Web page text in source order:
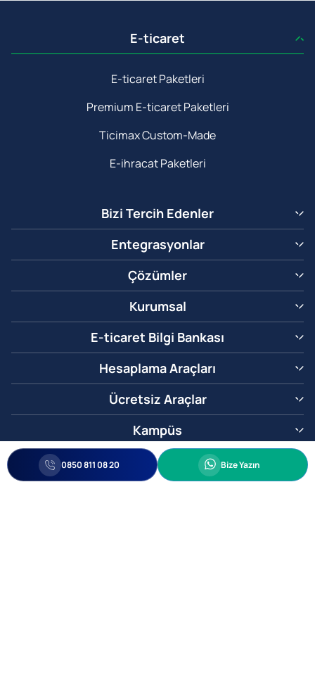
E-ticaret
E-ticaret Paketleri
Premium E-ticaret Paketleri
Ticimax Custom-Made
E-ihracat Paketleri
Bizi Tercih Edenler
Entegrasyonlar
Çözümler
Kurumsal
E-ticaret Bilgi Bankası
Hesaplama Araçları
Ücretsiz Araçlar
Kampüs
0850 811 08 20 Whatsapp
Bize Yazın
0850 811 08 20